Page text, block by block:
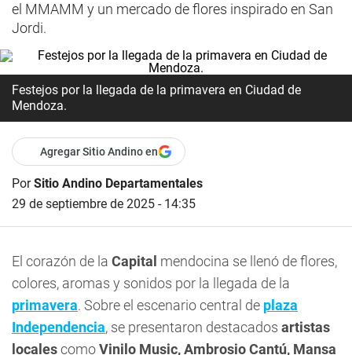
el MMAMM y un mercado de flores inspirado en San
Jordi.
Festejos por la llegada de la primavera en Ciudad de
Mendoza.
Agregar Sitio Andino en
PorSitio Andino Departamentales
29 de septiembre de 2025 - 14:35
El corazón de la Capital mendocina se llenó de flores,
colores, aromas y sonidos por la llegada de la
primavera. Sobre el escenario central de plaza
Independencia, se presentaron destacados artistas
localescomoVinilo Music, Ambrosio Cantú, Mansa